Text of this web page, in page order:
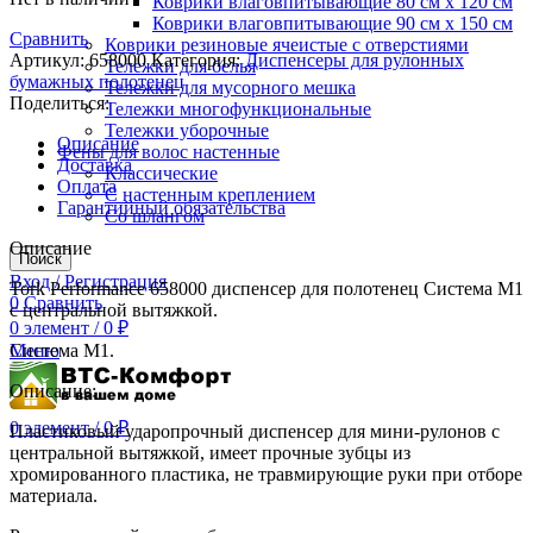
Коврики влаговпитывающие 90 см х 150 см
Коврики резиновые ячеистые с отверстиями
Тележки для белья
Тележки для мусорного мешка
Тележки многофункциональные
Тележки уборочные
Фены для волос настенные
Классические
С настенным креплением
Со шлангом
Поиск
Вход / Регистрация
0 Сравнить
0 элемент / 0 ₽
Меню
0элемент / 0₽
Сравнить
Артикул:658000Категория: Диспенсеры для рулонных
бумажных полотенец
Поделиться:
Описание
Доставка
Оплата
Гарантийный обязательства
Описание
Tork Performance 658000 диспенсер для полотенец Система M1
с центральной вытяжкой.
Система M1.
Описание:
Пластиковый ударопрочный диспенсер для мини-рулонов с
центральной вытяжкой, имеет прочные зубцы из
хромированного пластика, не травмирующие руки при отборе
материала.